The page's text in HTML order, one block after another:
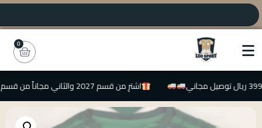
0
اشترِ من قسم 2027 والثاني مجاناً من قسم 2026